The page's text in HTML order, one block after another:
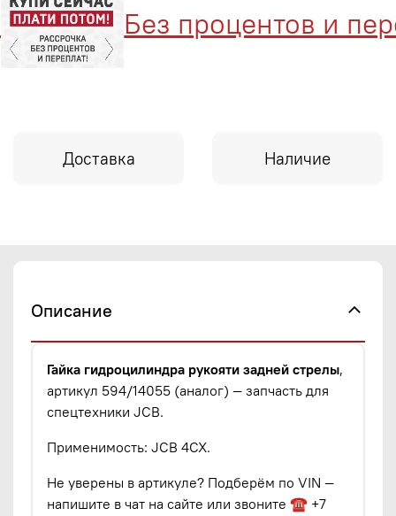
Без процентов и
Доставка Наличие
Описание
Гайка гидроцилиндра рукояти задней стрелы,
артикул 594/14055 (аналог) — запчасть для
спецтехники JCB.
Применимость: JCB 4CX.
Не уверены в артикуле? Подберём по VIN —
напишите в чат на сайте или звоните ☎ +7